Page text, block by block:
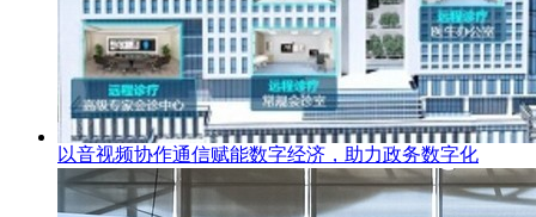
以音视频协作通信赋能数字经济，助力政务数字化